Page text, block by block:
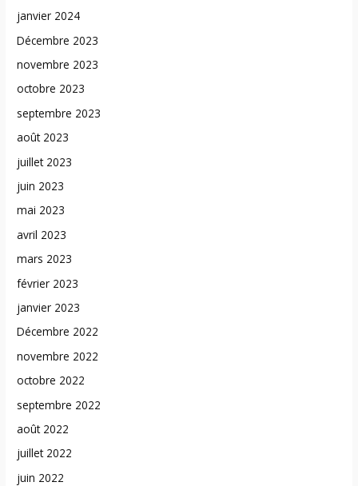
janvier 2024
Décembre 2023
novembre 2023
octobre 2023
septembre 2023
août 2023
juillet 2023
juin 2023
mai 2023
avril 2023
mars 2023
février 2023
janvier 2023
Décembre 2022
novembre 2022
octobre 2022
septembre 2022
août 2022
juillet 2022
juin 2022